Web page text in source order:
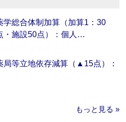
学総合体制加算（加算1：30
・施設50点）：個人…
局等立地依存減算（▲15点）：
もっと見る »